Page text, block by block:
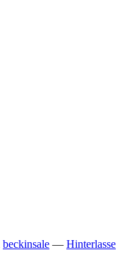
beckinsale — Hinterlasse